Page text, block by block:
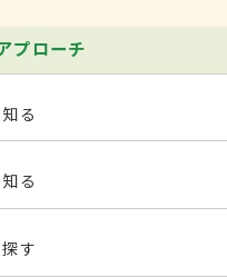
プローチ
る
る
す